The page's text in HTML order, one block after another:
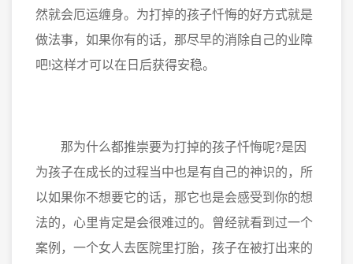
然就会厄运缠身。为打掉的孩子忏悔的好方式就是
做法事，如果你有的话，那尽早的消除自己的业障
吧!这样才可以在日后获得安稳。
那为什么都推崇要为打掉的孩子忏悔呢?是因
为孩子在成长的过程当中也是有自己的神识的，所
以如果你不想要它的话，那它也是会感受到你的想
法的，心里肯定是会很难过的。曾经就看到过一个
案例，一个女人去医院里打胎，孩子在被打出来的